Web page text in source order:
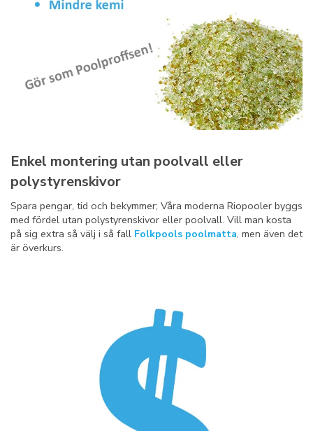
Enkel montering utan poolvall eller
polystyrenskivor
Spara pengar, tid och bekymmer; Våra moderna Riopooler byggs
med fördel utan polystyrenskivor eller poolvall. Vill man kosta
på sig extra så välj i så fall Folkpools poolmatta, men även det
är överkurs.